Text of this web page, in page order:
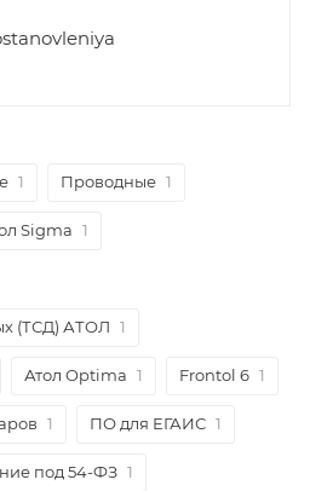
1 Проводные 1
Sigma 1
(ТСД) АТОЛ 1
Атол Optima 1 Frontol 6 1
1 ПО для ЕГАИС 1
под 54-ФЗ 1